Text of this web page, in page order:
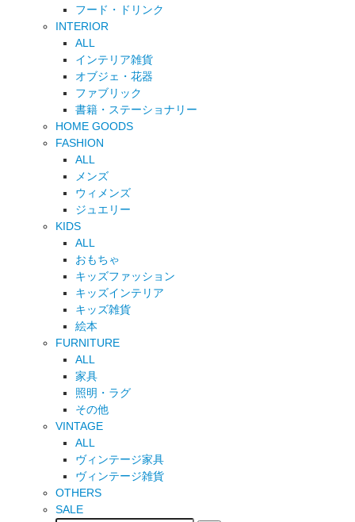
フード・ドリンク
INTERIOR
ALL
インテリア雑貨
オブジェ・花器
ファブリック
書籍・ステーショナリー
HOME GOODS
FASHION
ALL
メンズ
ウィメンズ
ジュエリー
KIDS
ALL
おもちゃ
キッズファッション
キッズインテリア
キッズ雑貨
絵本
FURNITURE
ALL
家具
照明・ラグ
その他
VINTAGE
ALL
ヴィンテージ家具
ヴィンテージ雑貨
OTHERS
SALE